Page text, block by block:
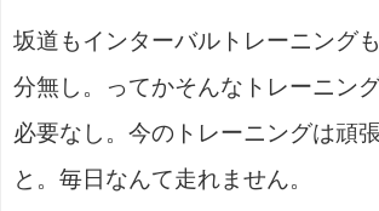
坂道もインターバルトレーニング
分無し。ってかそんなトレーニン
必要なし。今のトレーニングは頑
と。毎日なんて走れません。